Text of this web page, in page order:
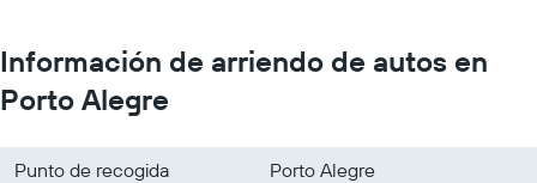
Información de arriendo de autos en
Porto Alegre
Punto de recogida
Porto Alegre